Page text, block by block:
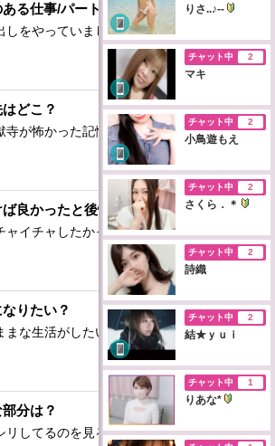
る仕事/パートは？
しをやっていました♪
どこ？
寺が怖かった記憶があります（￣▽
良かったと後悔していることは？
ャイチャしたかったなぁ
りたい？
まな生活がしたいです♪
分は？
リしてるのを見ると思わず触ってしま
りさ..♪--
チャット中 2
マキ
チャット中 2
小鳥遊もえ
チャット中 2
さくら．＊
チャット中 2
詩織
チャット中 2
結★ｙｕｉ
チャット中 1
りあな*